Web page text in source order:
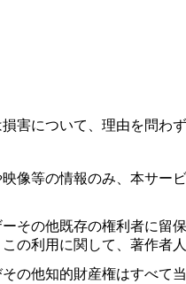
害について、理由を問わ
像等の情報のみ、本サー
その他既存の権利者に留
の利用に関して、著作者
の他知的財産権はすべて